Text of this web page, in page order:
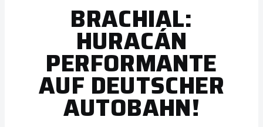
BRACHIAL:
HURACÁN
PERFORMANTE
AUF DEUTSCHER
AUTOBAHN!